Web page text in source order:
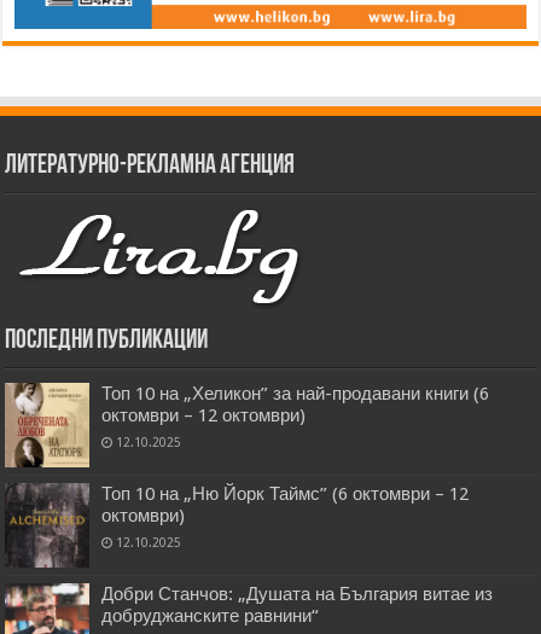
Литературно-рекламна агенция
Последни публикации
Топ 10 на „Хеликон” за най-продавани книги (6
октомври – 12 октомври)
12.10.2025
Топ 10 на „Ню Йорк Таймс” (6 октомври – 12
октомври)
12.10.2025
Добри Станчов: „Душата на България витае из
добруджанските равнини“